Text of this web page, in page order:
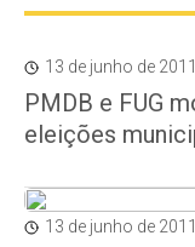
13 de junho de 2011
PMDB e FUG
eleições
13 de junho de 2011